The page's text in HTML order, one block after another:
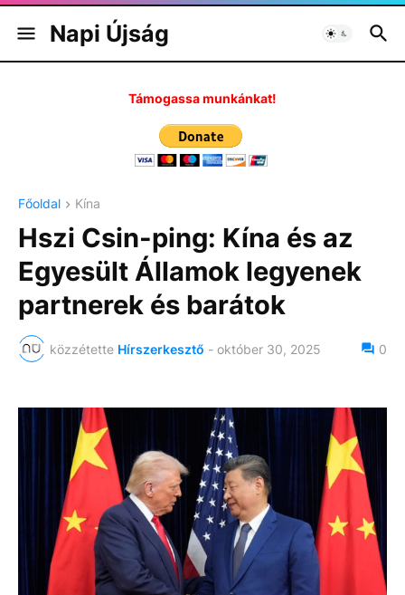
Napi Újság
Támogassa munkánkat!
Főoldal Kína
Hszi Csin-ping: Kína és az
Egyesült Államok legyenek
partnerek és barátok
közzétette Hírszerkesztő - október 30, 2025 0